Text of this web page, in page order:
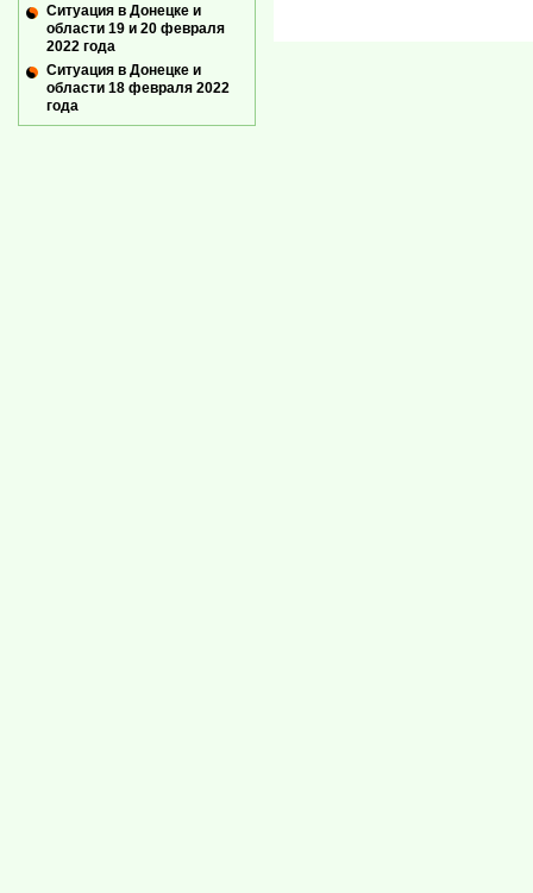
Ситуация в Донецке и
области 19 и 20 февраля
2022 года
Ситуация в Донецке и
области 18 февраля 2022
года